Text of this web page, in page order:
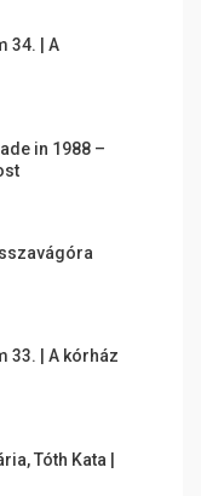
34. | A
in 1988 –
33. | A kórház
Tóth Kata |